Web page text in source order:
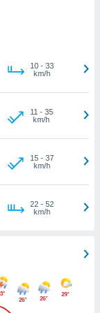
10- 33
km/h
11 - 35
km/h
15- 37
km/h
22- 52
km/h
26°
26°
29°